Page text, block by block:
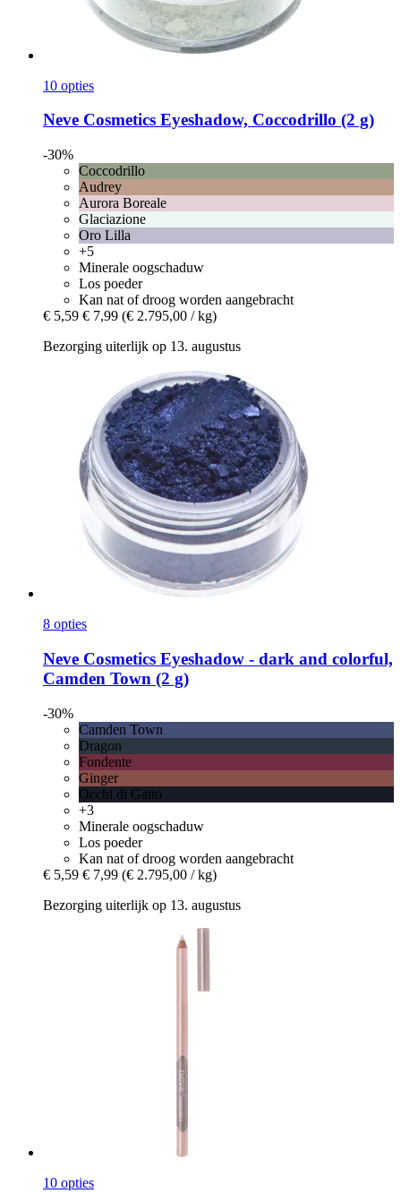
10 opties
Neve Cosmetics Eyeshadow, Coccodrillo (2 g)
-30%
Coccodrillo
Audrey
Aurora Boreale
Glaciazione
Oro Lilla
+5
Minerale oogschaduw
Los poeder
Kan nat of droog worden aangebracht
€ 5,59 € 7,99 (€ 2.795,00 / kg)
Bezorging uiterlijk op 13. augustus
8 opties
Neve Cosmetics Eyeshadow -​ dark and colorful,
Camden Town (2 g)
-30%
Camden Town
Dragon
Fondente
Ginger
Occhi di Gatto
+3
Minerale oogschaduw
Los poeder
Kan nat of droog worden aangebracht
€ 5,59 € 7,99 (€ 2.795,00 / kg)
Bezorging uiterlijk op 13. augustus
10 opties